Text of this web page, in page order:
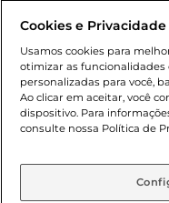
cliente. Os preços,
o e-commerce e
sofrer alterações sem
de bebidas alcoólicas
Lei n.º 8069/90, art.
Adolescente). Preços e
aviso prévio. O valor
Cookies e Privacidade
Usamos cookies para
otimizar as funcionalidades
personalizadas para você,
Ao clicar em aceitar, você
dispositivo. Para
consulte nossa Política de